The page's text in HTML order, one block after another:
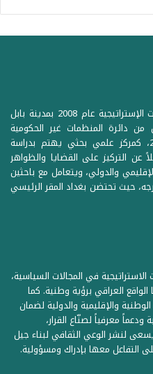
تأسس مركز حمورابي للبحوث والدراسات الإستراتيجية عام 2008 بمدينة بابل
دائرة المنظمات غير الحكومية
المرقمة ((1Z71874 بتاريخ 25/12/2012، كمركز علمي بحثي يهتم بدراسة
عن التركيز على القضايا والظواهر
والدولي، ويتعامل مع باحثين
حيث تحتضن بغداد المقر الرئيسي
في المجالات السياسية،
الواقع العراقي برؤية وطنية. كما
والإقليمية والدولية لضمان
معرفياً لصنّاع القرار،
لنشر الوعي الثقافي لبناء جيل
التفاعل معها بإدراك ومسؤولية.